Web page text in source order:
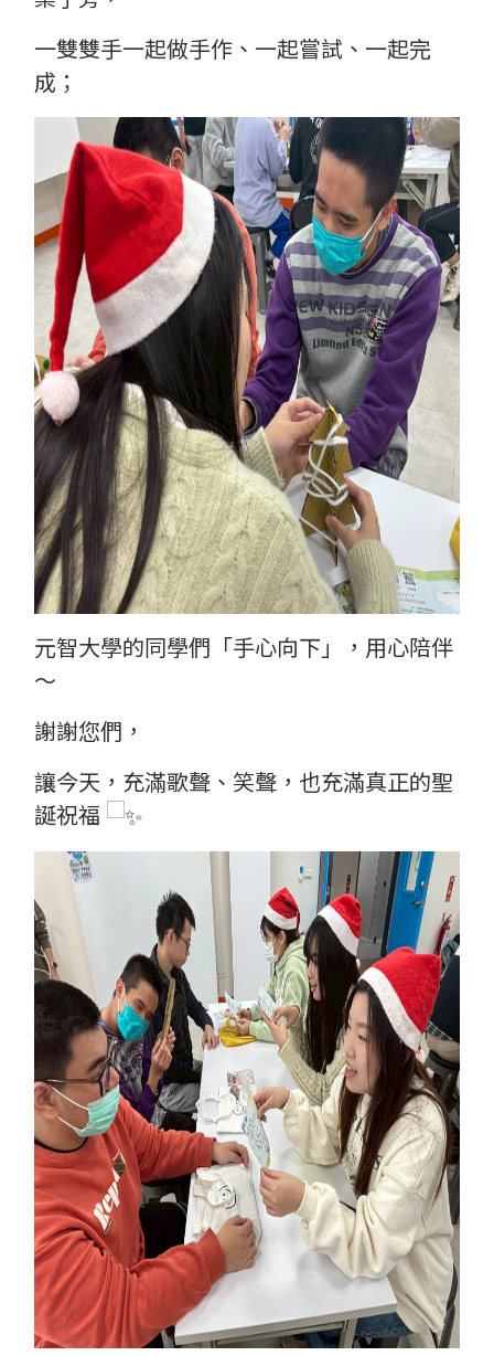
一雙雙手一起做手作、一起嘗試、一起完
成；
元智大學的同學們「手心向下」，用心陪伴
～
謝謝您們，
讓今天，充滿歌聲、笑聲，也充滿真正的聖
誕祝福